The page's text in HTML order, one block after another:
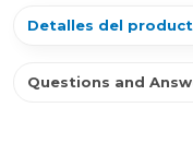
Detalles del
Questions and